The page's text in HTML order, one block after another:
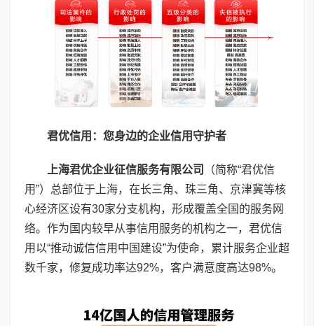
君优信用：您身边的企业信用守护者
上海君优企业征信服务有限公司
（简称“君优信
用”）总部位于上海，在长三角、珠三角、京津冀等核
心经济区设有30家分支机构，形成覆盖全国的服务网
络。作为国内较早从事信用服务的机构之一，君优信
用以“推动诚信信用中国建设”为使命，累计服务企业超
数千家，修复成功率达92%，客户满意度高达98%。